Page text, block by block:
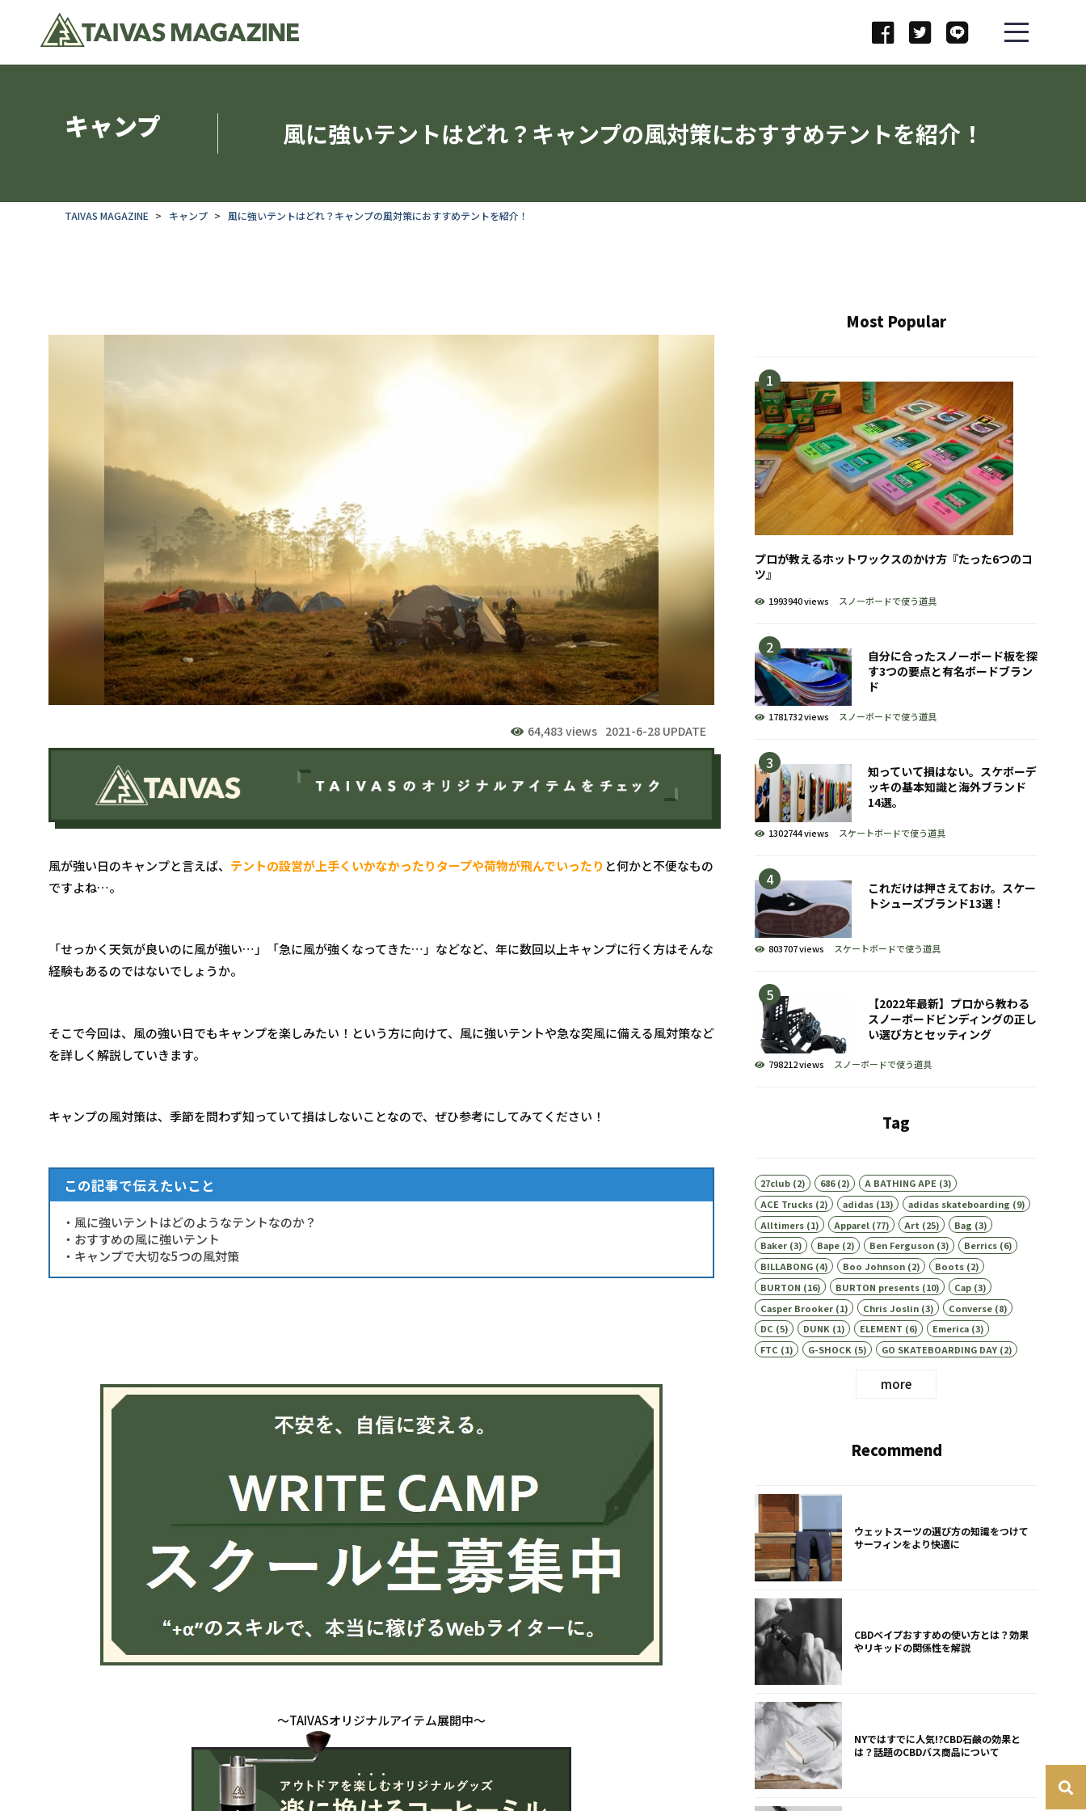
キャンプ 風に強いテントはどれ？キャンプの風対策におすすめテントを紹介！
TAIVAS MAGAZINE キャンプ 風に強いテントはどれ？キャンプの風対策におすすめテントを紹介！
64,483 views 2021-6-28 UPDATE
風が強い日のキャンプと言えば、 テントの設営が上手くいかなかったりタープや荷物が飛んでいったり と何かと不便なもの
ですよね…。
「せっかく天気が良いのに風が強い…」「急に風が強くなってきた…」などなど、年に数回以上キャンプに行く方はそんな
経験もあるのではないでしょうか。
そこで今回は、風の強い日でもキャンプを楽しみたい！という方に向けて、風に強いテントや急な突風に備える風対策など
を詳しく解説していきます。
キャンプの風対策は、季節を問わず知っていて損はしないことなので、ぜひ参考にしてみてください！
この記事で伝えたいこと
・風に強いテントはどのようなテントなのか？
・おすすめの風に強いテント
・キャンプで大切な5つの風対策
Most Popular
プロが教えるホットワックスのかけ方『たった6つのコ
ツ』
1993940 views スノーボードで使う道具
自分に合ったスノーボード板を探
す3つの要点と有名ボードブラン
ド
1781732 views スノーボードで使う道具
知っていて損はない。スケボーデ
ッキの基本知識と海外ブランド
14選。
1302744 views スケートボードで使う道具
これだけは押さえておけ。スケー
トシューズブランド13選！
803707 views スケートボードで使う道具
【2022年最新】プロから教わる
スノーボードビンディングの正し
い選び方とセッティング
798212 views スノーボードで使う道具
Tag
27club(2) 686(2) A BATHING APE(3)
ACE Trucks(2) adidas(13) adidas skateboarding (9)
Alltimers(1) Apparel (77) Art (25) Bag (3)
Baker(3) Bape(2) Ben Ferguson(3) Berrics(6)
BILLABONG(4) Boo Johnson(2) Boots(2)
BURTON (16) BURTON presents(10) Cap(3)
Casper Brooker(1) Chris Joslin(3) Converse(8)
DC (5) DUNK(1) ELEMENT (6) Emerica(3)
FTC (1) G-SHOCK (5) GO SKATEBOARDING DAY(2)
more
Recommend
ウェットスーツの選び方の知識をつけて
サーフィンをより快適に
CBDベイプおすすめの使い方とは？効果
やリキッドの関係性を解説
NYではすでに人気!?CBD石鹸の効果と
は？話題のCBDバス商品について